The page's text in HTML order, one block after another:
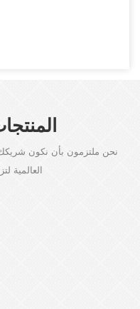
نحن ملتزمون بأن نكون شريكك
العالمية